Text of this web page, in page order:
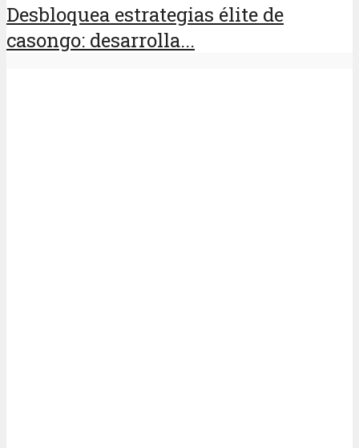
Desbloquea estrategias élite de
casongo: desarrolla...